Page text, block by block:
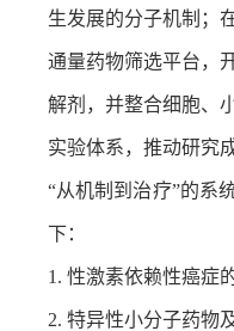
生发展的分子机制；
通量药物筛选平台，
解剂，并整合细胞、
实验体系，推动研究
“从机制到治疗”的系
下：
1. 性激素依赖性癌症
2. 特异性小分子药物